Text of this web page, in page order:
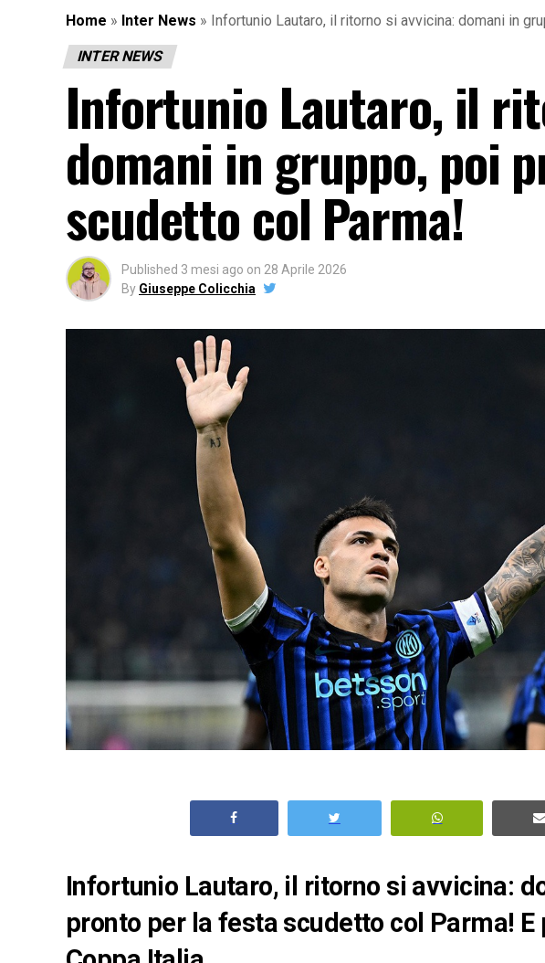
Home » Inter News » Infortunio Lautaro, il ritorno si avvicina: domani in
INTER NEWS
Infortunio Lautaro, il
domani in gruppo, poi
scudetto col Parma!
Published 3 mesi ago on 28 Aprile 2026
By Giuseppe Colicchia
Infortunio Lautaro, il ritorno si avvicina:
pronto per la festa scudetto col Parma!